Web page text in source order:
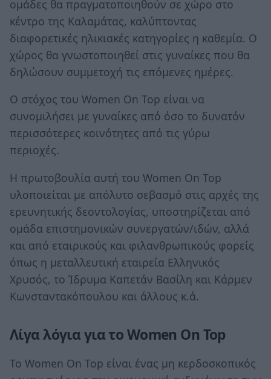
ομάδες θα πραγματοποιηθούν σε χώρο στο
κέντρο της Καλαμάτας, καλύπτοντας
διαφορετικές ηλικιακές κατηγορίες η καθεμία. Ο
χώρος θα γνωστοποιηθεί στις γυναίκες που θα
δηλώσουν συμμετοχή τις επόμενες ημέρες.
Ο στόχος του Women On Top είναι να
συνομιλήσει με γυναίκες από όσο το δυνατόν
περισσότερες κοινότητες από τις γύρω
περιοχές.
Η πρωτοβουλία αυτή του Women On Top
υλοποιείται με απόλυτο σεβασμό στις αρχές της
ερευνητικής δεοντολογίας, υποστηρίζεται από
ομάδα επιστημονικών συνεργατών/ιδών, αλλά
και από εταιρικούς και φιλανθρωπικούς φορείς
όπως η μεταλλευτική εταιρεία Ελληνικός
Χρυσός, το Ίδρυμα Καπετάν Βασίλη και Κάρμεν
Κωνσταντακόπουλου και άλλους κ.ά.
Λίγα λόγια για το Women On Top
Το Women On Top είναι ένας μη κερδοσκοπικός